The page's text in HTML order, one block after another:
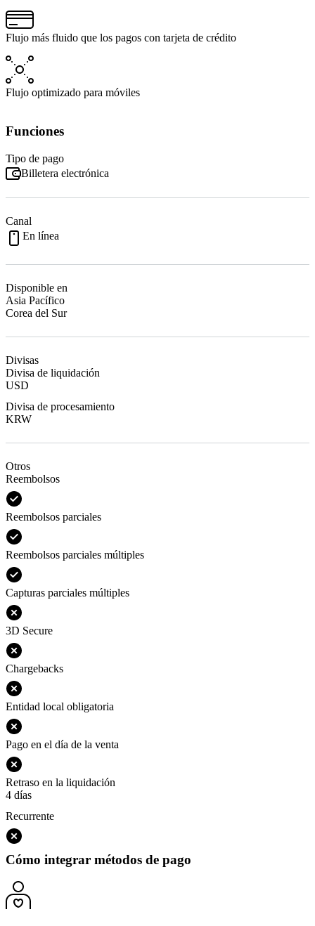
Flujo más fluido que los pagos con tarjeta de crédito
Flujo optimizado para móviles
Funciones
Tipo de pago
Billetera electrónica
Canal
En línea
Disponible en
Asia Pacífico
Corea del Sur
Divisas
Divisa de liquidación
USD
Divisa de procesamiento
KRW
Otros
Reembolsos
Reembolsos parciales
Reembolsos parciales múltiples
Capturas parciales múltiples
3D Secure
Chargebacks
Entidad local obligatoria
Pago en el día de la venta
Retraso en la liquidación
4 días
Recurrente
Cómo integrar métodos de pago